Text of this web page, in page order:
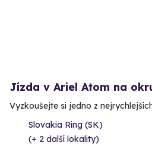
Jízda v Ariel Atom na
Vyzkoušejte si jedno z
Slovakia Ring (SK)
(+ 2 další lokality)